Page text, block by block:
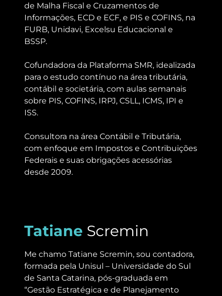
de Malha Fiscal e Cruzamentos de
Informações, ECD e ECF, e PIS e COFINS, na
FURB, Unidavi, Excelsu Educacional e
BSSP.
Cofundadora da Plataforma SMR, idealizada
para o estudo contínuo na área tributária,
contábil e societária, com aulas semanais
sobre PIS, COFINS, IRPJ, CSLL, ICMS, IPI e
ISS.
Consultora na área Contábil e Tributária,
com enfoque em Impostos e Contribuições
Federais e suas obrigações acessórias
desde 2009.
Tatiane Scremin
Me chamo Tatiane Scremin, sou contadora,
formada pela Unisul – Universidade do Sul
de Santa Catarina, pós-graduada em
“Gestão Estratégica e de Planejamento